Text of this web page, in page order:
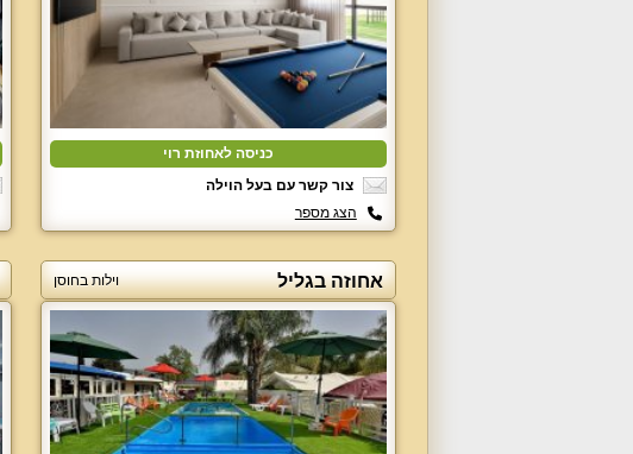
כניסה לאחוזת רוי
צור קשר עם בעל הוילה
הצג מספר
אחוזה בגליל וילות בחוסן